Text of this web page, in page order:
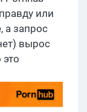
или
а запрос
вырос
это